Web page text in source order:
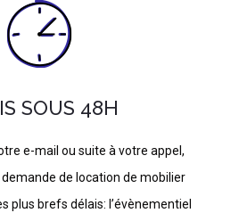
SOUS 48H
e-mail ou suite à votre appel,
de location de mobilier
plus brefs délais: l’évènementiel